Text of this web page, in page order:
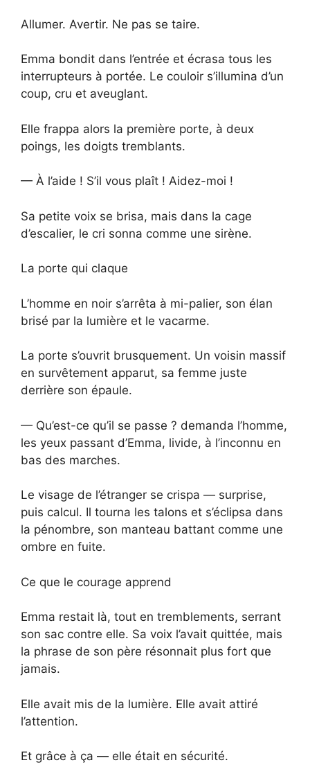
Allumer. Avertir. Ne pas se taire.
Emma bondit dans l’entrée et écrasa tous les
interrupteurs à portée. Le couloir s’illumina d’un
coup, cru et aveuglant.
Elle frappa alors la première porte, à deux
poings, les doigts tremblants.
— À l’aide ! S’il vous plaît ! Aidez-moi !
Sa petite voix se brisa, mais dans la cage
d’escalier, le cri sonna comme une sirène.
La porte qui claque
L’homme en noir s’arrêta à mi-palier, son élan
brisé par la lumière et le vacarme.
La porte s’ouvrit brusquement. Un voisin massif
en survêtement apparut, sa femme juste
derrière son épaule.
— Qu’est-ce qu’il se passe ? demanda l’homme,
les yeux passant d’Emma, livide, à l’inconnu en
bas des marches.
Le visage de l’étranger se crispa — surprise,
puis calcul. Il tourna les talons et s’éclipsa dans
la pénombre, son manteau battant comme une
ombre en fuite.
Ce que le courage apprend
Emma restait là, tout en tremblements, serrant
son sac contre elle. Sa voix l’avait quittée, mais
la phrase de son père résonnait plus fort que
jamais.
Elle avait mis de la lumière. Elle avait attiré
l’attention.
Et grâce à ça — elle était en sécurité.